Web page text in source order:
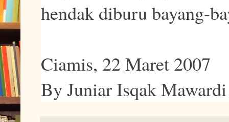
hendak diburu bayang-
Ciamis, 22 Maret 2007
By Juniar Isqak Mawardi